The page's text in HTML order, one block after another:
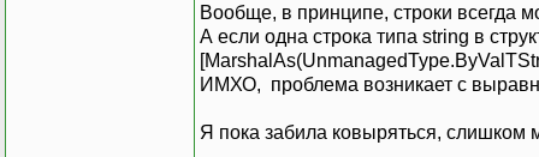
Вообще, в принципе, строки всегда
А если одна строка типа string в
ИМХО, проблема возникает с
Я пока забила ковыряться, слишком